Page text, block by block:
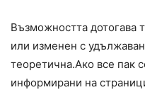
Възможността дотогава
или изменен с
теоретична.Ако все пак
информирани на